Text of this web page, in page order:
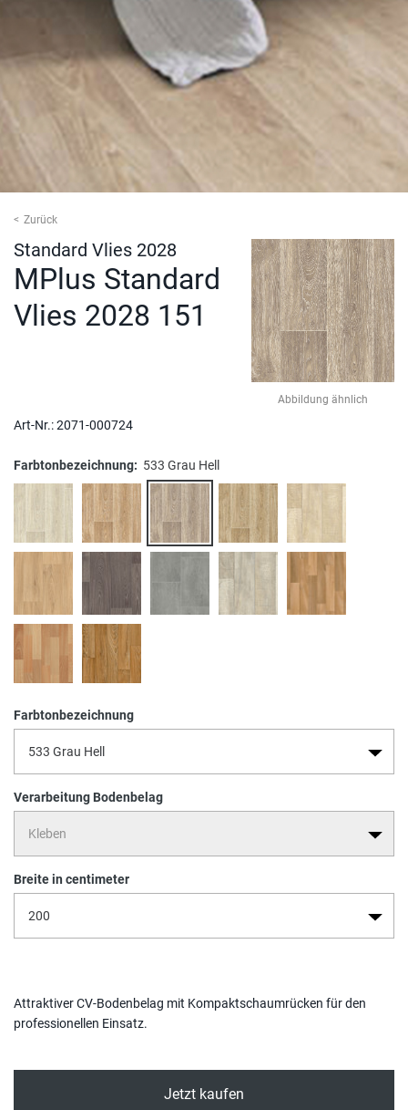
Zurück
Standard Vlies 2028
MPlus Standard
Vlies 2028 151
Abbildung ähnlich
Attraktiver CV-Bodenbelag mit Kompaktschaumrücken für den
professionellen Einsatz.
Art-Nr.:2071-000724
Farbtonbezeichnung: 533 Grau Hell
Farbtonbezeichnung
Verarbeitung Bodenbelag
Breite in centimeter
Jetzt kaufen